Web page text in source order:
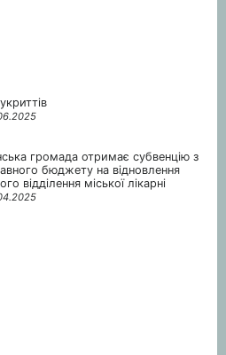
громада отримає субвенцію з
бюджету на відновлення
відділення міської лікарні